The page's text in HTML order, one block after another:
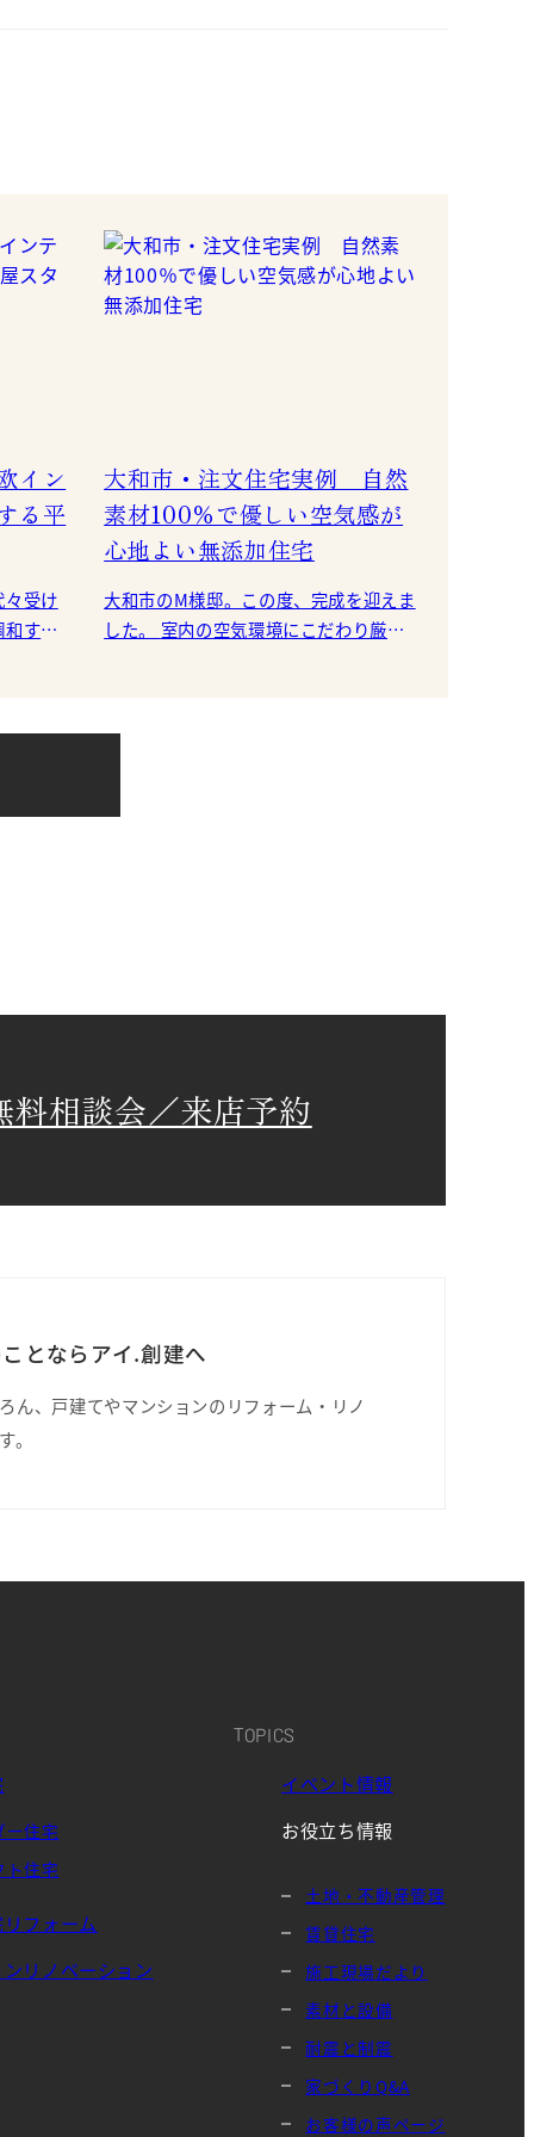
イン
る平
々受け
する
大和市・注文住宅実例 自然
素材100％で優しい空気感が
心地よい無添加住宅
大和市のM様邸。この度、完成を迎えま
した。 室内の空気環境にこだわり厳選
料相談会／来店予約
とならアイ.創建へ
ん、戸建てやマンションのリフォーム・リノ
。
ー住宅
ト住宅
フォーム
リノベーション
TOPICS
イベント情報
お役立ち情報
土地・不動産管理
賃貸住宅
施工現場だより
素材と設備
耐震と制震
家づくりQ&A
お客様の声ページ